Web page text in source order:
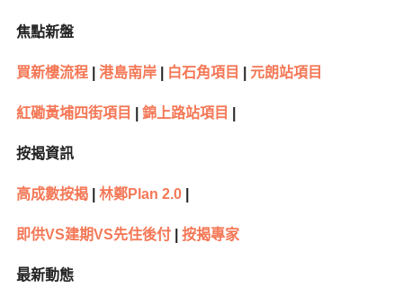
焦點新盤
買新樓流程| 港島南岸| 白石角項目 元朗站項目
紅磡黃埔四街項目 錦上路站項目
按揭資訊
高成數按揭| 林鄭Plan 2.0|
即供VS建期VS先住後付 按揭專家
最新動態